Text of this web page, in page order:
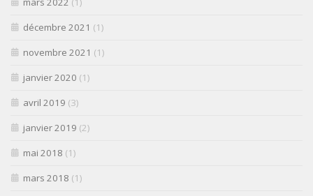
décembre 2021 (1)
novembre 2021 (1)
janvier 2020 (1)
avril 2019 (3)
janvier 2019 (2)
mai 2018 (1)
mars 2018 (1)